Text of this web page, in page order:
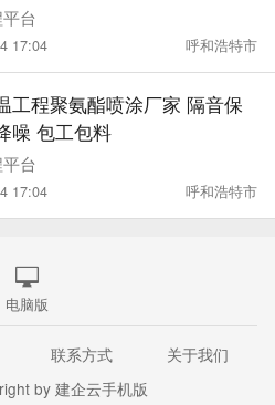
台
17:04 呼和浩特市
工程聚氨酯喷涂厂家 隔音保
噪 包工包料
台
17:04 呼和浩特市
电脑版
联系方式
关于我们
by 建企云手机版